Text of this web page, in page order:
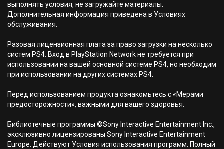
выполнять условия, не загружайте материалы.
Дополнительная информация приведена в Условиях
обслуживания.
Разовая лицензионная плата за право загрузки на несколько
систем PS4. Вход в PlayStation Network не требуется при
использовании на вашей основной системе PS4, но необходим
при использовании на других системах PS4.
Перед использованием продукта ознакомьтесь с «Мерами
предосторожности», важными для вашего здоровья.
Библиотечные программы ©Sony Interactive Entertainment Inc.,
эксклюзивно лицензированы Sony Interactive Entertainment
Europe. Действуют Условия использования программ. Полный